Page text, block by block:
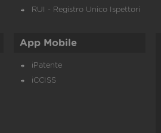
RUI - Registro Unico Ispettori
App Mobile
iPatente
iCCISS